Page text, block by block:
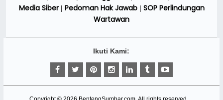
Media Siber| Pedoman Hak Jawab| SOP Perlindungan
Wartawan
Ikuti Kami: